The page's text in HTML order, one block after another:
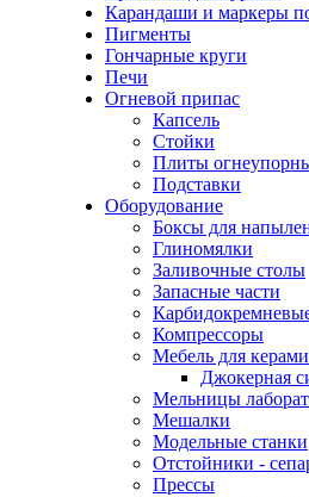
Карандаши и маркеры
Пигменты
Гончарные круги
Печи
Огневой припас
Капсель
Стойки
Плиты
Подставки
Оборудование
Боксы для
Глиномялки
Заливочные столы
Запасные части
Компрессоры
Мебель для
Джокерная
Мельницы
Мешалки
Модельные станки
Отстойники -
Прессы